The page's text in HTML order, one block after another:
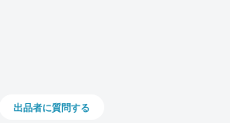
出品者に質問する